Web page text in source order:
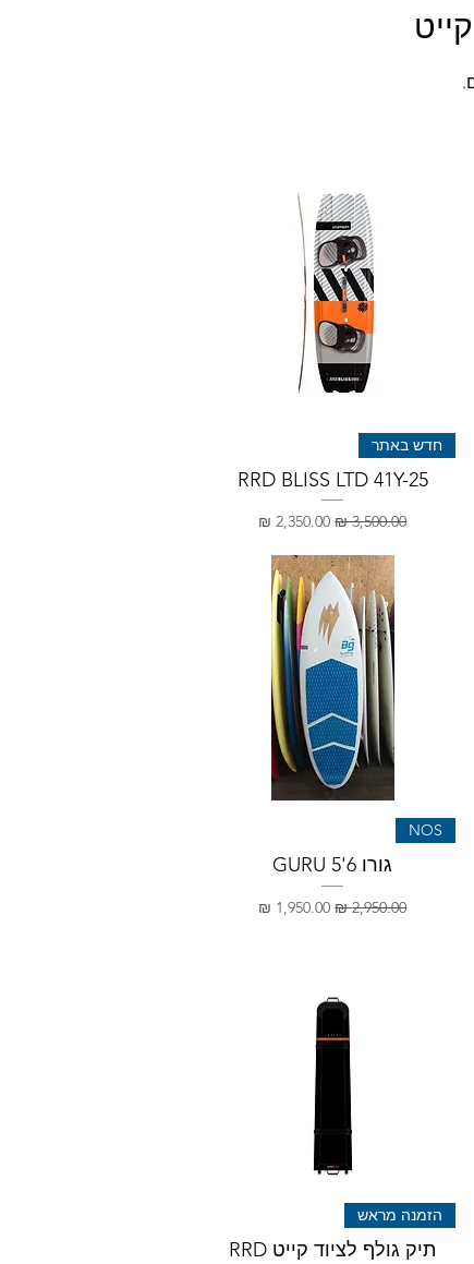
חדש באתר
RRD BLISS LTD 41Y-25
מחיר רגיל‏3,500.00 ‏₪ מחיר מבצע
NOS
גורו GURU 5'6
מחיר רגיל‏2,950.00 ‏₪ מחיר מבצע
הזמנה מראש
תיק גולף לציוד קייט RRD